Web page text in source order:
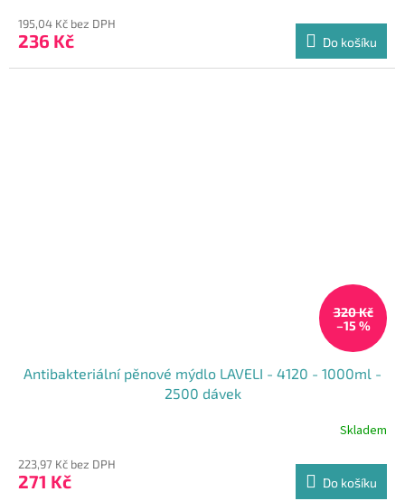
195,04 Kč bez DPH
236 Kč Do košíku
320 Kč
–15 %
Antibakteriální pěnové mýdlo LAVELI - 4120 - 1000ml -
2500 dávek
produktu
je
Skladem
223,97 Kč bez DPH
271 Kč Do košíku